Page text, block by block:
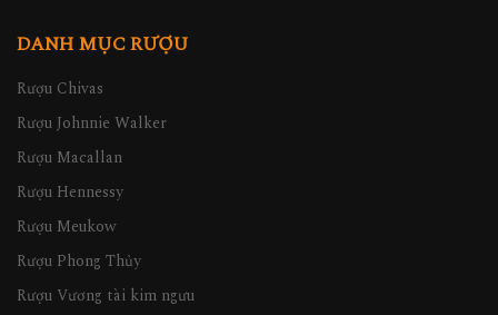
DANH MỤC RƯỢU
Rượu Chivas
Rượu Johnnie Walker
Rượu Macallan
Rượu Hennessy
Rượu Meukow
Rượu Phong Thủy
Rượu Vương tài kim ngưu